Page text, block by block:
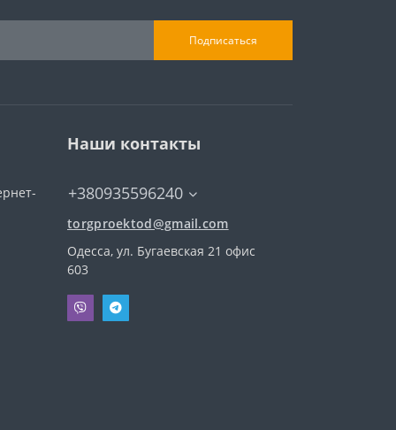
Подписаться
Наши контакты
+380935596240
torgproektod@gmail.com
Одесса, ул. Бугаевская 21 офис
603